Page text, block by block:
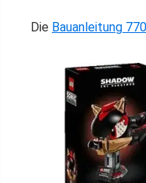
Die Bauanleitung